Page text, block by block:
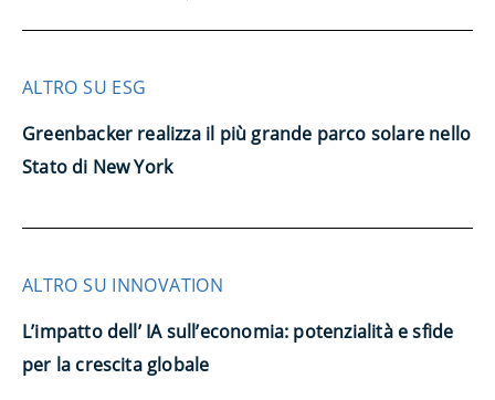
ALTRO SU ESG
Greenbacker realizza il più grande parco solare nello
Stato di New York
ALTRO SU INNOVATION
L’impatto dell’ IA sull’economia: potenzialità e sfide
per la crescita globale